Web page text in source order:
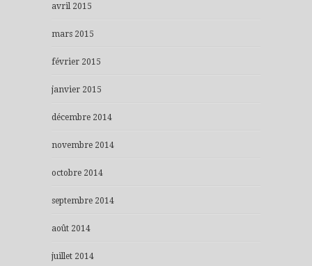
avril 2015
mars 2015
février 2015
janvier 2015
décembre 2014
novembre 2014
octobre 2014
septembre 2014
août 2014
juillet 2014